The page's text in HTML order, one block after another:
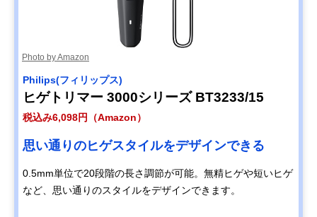
Photo by Amazon
Philips(フィリップス)
ヒゲトリマー 3000シリーズ BT3233/15
税込み6,098円（Amazon）
思い通りのヒゲスタイルをデザインできる
0.5mm単位で20段階の長さ調節が可能。無精ヒゲや短いヒゲ
など、思い通りのスタイルをデザインできます。